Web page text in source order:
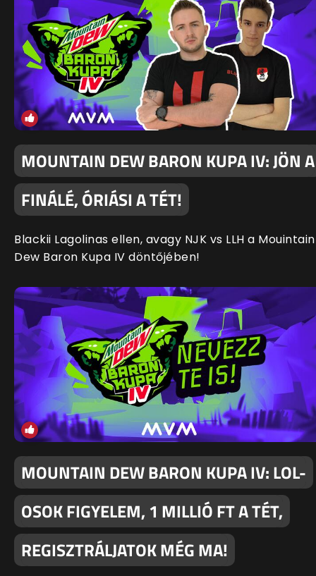
MOUNTAIN DEW BARON KUPA IV: JÖN A
FINÁLÉ, ÓRIÁSI A TÉT!
Blackii Lagolinas ellen, avagy NJK vs LLH a Mouintain
Dew Baron Kupa IV döntőjében!
MOUNTAIN DEW BARON KUPA IV: LOL-
OSOK FIGYELEM, 1 MILLIÓ FT A TÉT,
REGISZTRÁLJATOK MÉG MA!